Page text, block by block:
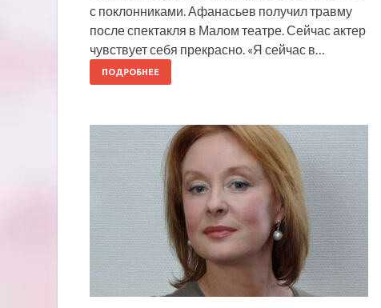
с поклонниками. Афанасьев получил травму
после спектакля в Малом театре. Сейчас актер
чувствует себя прекрасно. «Я сейчас в…
ПОДРОБНЕЕ